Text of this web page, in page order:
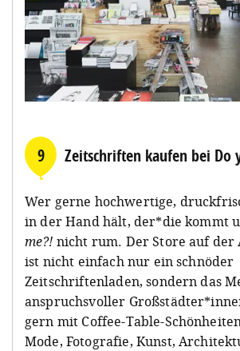
9 Zeitschriften kaufen bei Do
Wer gerne hochwertige,
in der Hand hält, der*die kommt
me?! nicht rum. Der Store auf der
ist nicht einfach nur ein schnöder
Zeitschriftenladen, sondern das
anspruchsvoller
gern mit Coffee-Table-
Mode, Fotografie, Kunst,